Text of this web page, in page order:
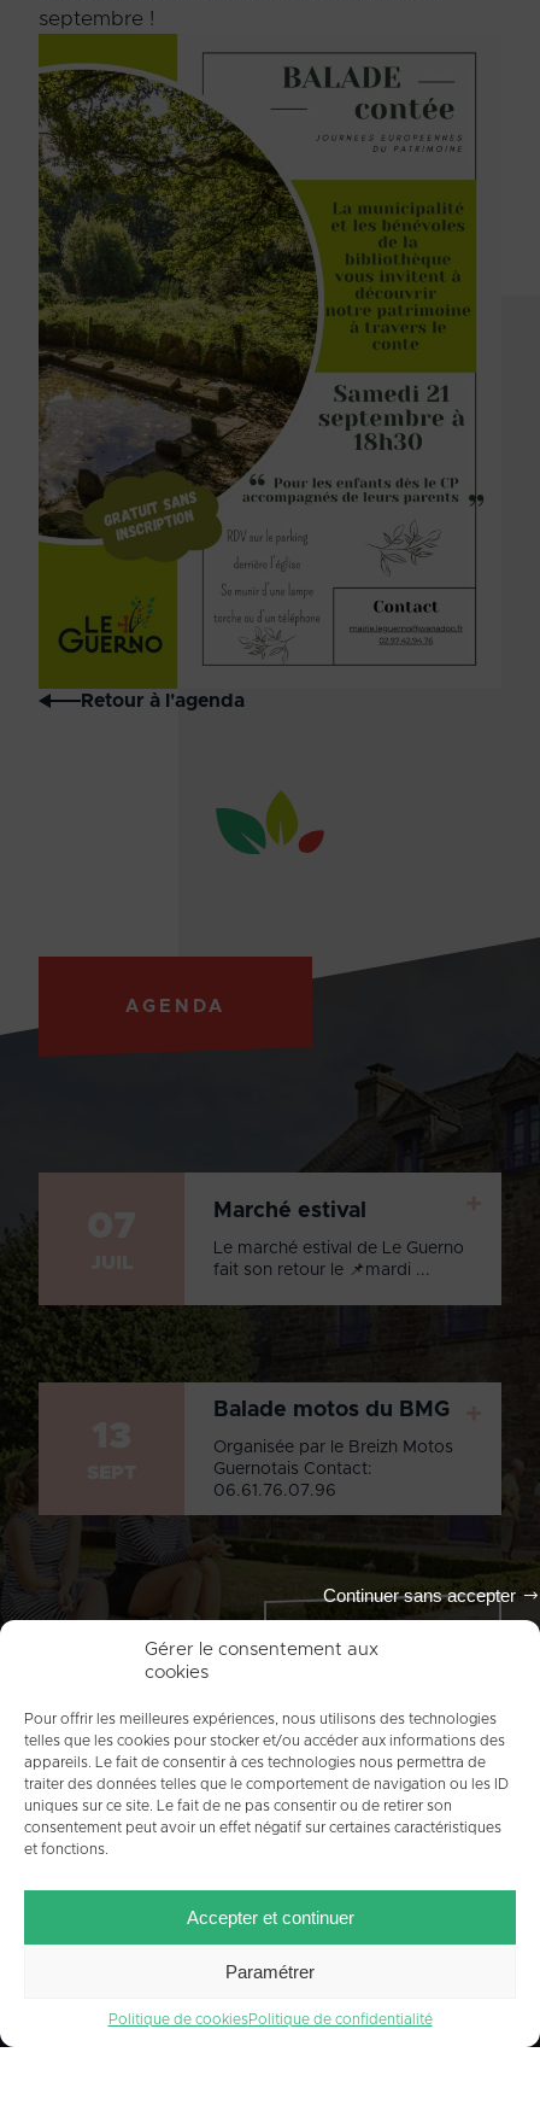
Gérer le consentement aux
cookies
Pour offrir les meilleures expériences, nous utilisons des technologies
telles que les cookies pour stocker et/ou accéder aux informations des
appareils. Le fait de consentir à ces technologies nous permettra de
traiter des données telles que le comportement de navigation ou les ID
uniques sur ce site. Le fait de ne pas consentir ou de retirer son
consentement peut avoir un effet négatif sur certaines caractéristiques
et fonctions.
Accepter et continuer
Continuer sans accepter
Paramétrer
Politique de cookiesPolitique de confidentialité
septembre !
Retour à l'agenda
AGENDA
Marché estival
Le marché estival de Le Guerno
fait son retour le 📌mardi ...
Balade motos du BMG
Organisée par le Breizh Motos
Guernotais Contact:
06.61.76.07.96
PLAN DU SITE
MENTIONS LÉGALES
CRÉDITS POLITIQUE DE COOKIES (UE)